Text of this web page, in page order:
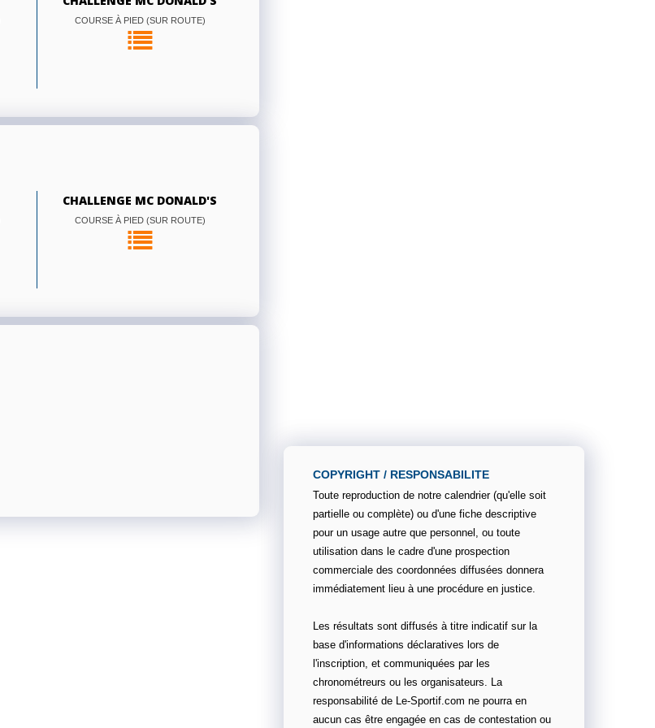
COURSE À PIED (SUR ROUTE)
CHALLENGE MC DONALD'S
COURSE À PIED (SUR ROUTE)
COPYRIGHT / RESPONSABILITE
Toute reproduction de notre calendrier (qu'elle soit
partielle ou complète) ou d'une fiche descriptive
pour un usage autre que personnel, ou toute
utilisation dans le cadre d'une prospection
commerciale des coordonnées diffusées donnera
immédiatement lieu à une procédure en justice.
Les résultats sont diffusés à titre indicatif sur la
base d'informations déclaratives lors de
l'inscription, et communiquées par les
chronométreurs ou les organisateurs. La
responsabilité de Le-Sportif.com ne pourra en
aucun cas être engagée en cas de contestation ou